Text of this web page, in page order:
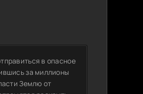
в опасное
за миллионы
Землю от